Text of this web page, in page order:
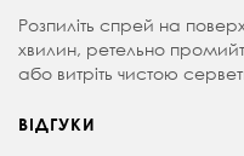
Розпиліть спрей на
хвилин, ретельно
або витріть чистою
ВІДГУКИ